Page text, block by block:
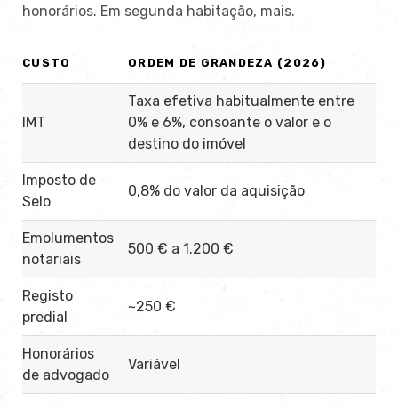
honorários. Em segunda habitação, mais.
CUSTO ORDEM DE GRANDEZA (2026)
IMT
Taxa efetiva habitualmente entre
0% e 6%, consoante o valor e o
destino do imóvel
Imposto de
Selo
0,8% do valor da aquisição
Emolumentos
notariais
500 € a 1.200 €
Registo
predial
~250 €
Honorários
de advogado
Variável